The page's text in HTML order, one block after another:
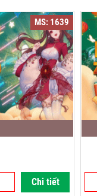
MS: 1639
Chi tiết